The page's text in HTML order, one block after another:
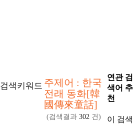
검색키워드 주제어 : 한국
전래 동화[韓
國傳來童話]
(검색결과 302 건)
연관 검
색어 추
천
이 검색